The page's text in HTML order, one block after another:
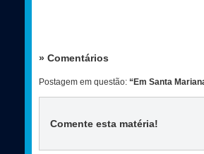
» Comentários
Postagem em questão: “Em Santa
Comente esta matéria!